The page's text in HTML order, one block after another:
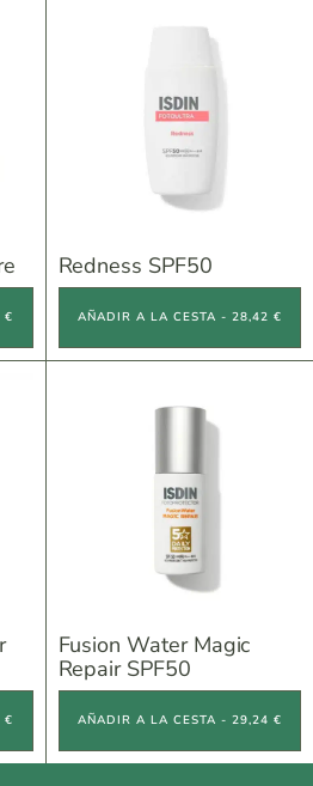
€
Redness SPF50
AÑADIR A LA CESTA - 28,42 €
€
Fusion Water Magic
Repair SPF50
AÑADIR A LA CESTA - 29,24 €